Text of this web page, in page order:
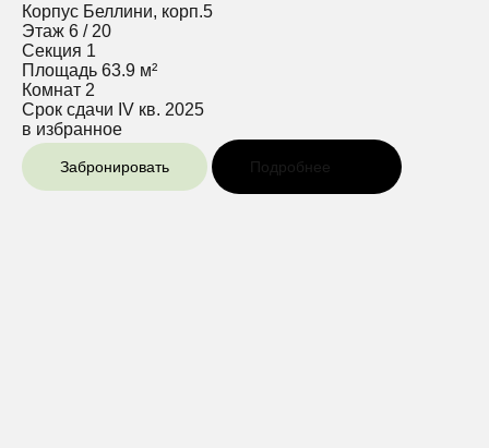
Корпус Беллини, корп.5
Этаж 6 / 20
Секция 1
Площадь 63.9 м²
Комнат 2
Срок сдачи IV кв. 2025
в избранное
Забронировать Подробнее